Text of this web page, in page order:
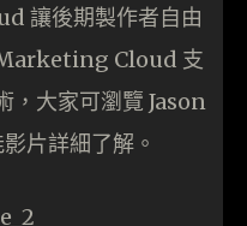
讓後期製作者自由
Cloud 支
，大家可瀏覽 Jason
片詳細了解。